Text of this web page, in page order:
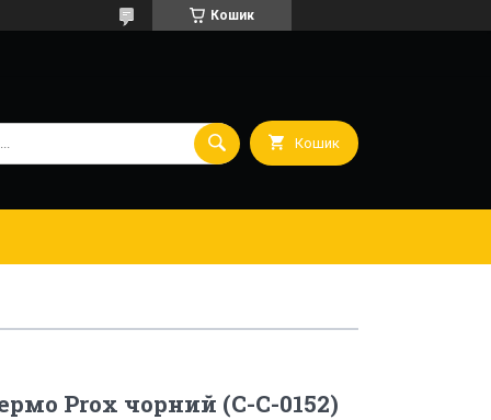
Кошик
Кошик
Prox чорний (C-C-0152)